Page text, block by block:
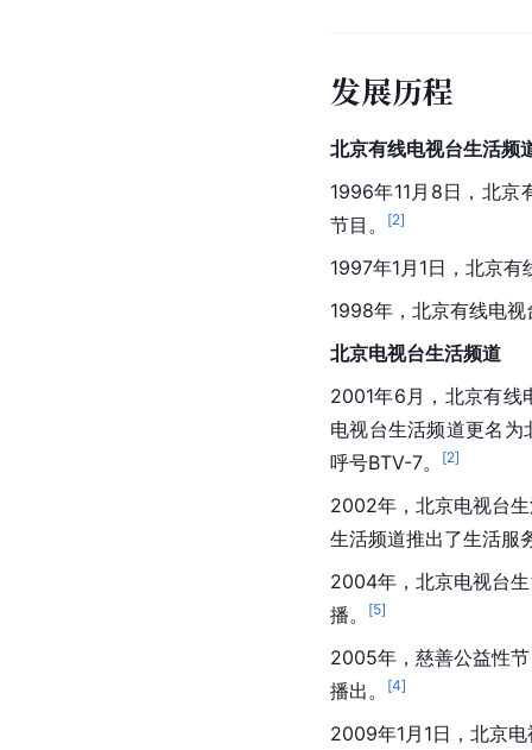
发展历程
北京有线电视台生活频
1996年11月8日，北京
节目。
[2]
1997年1月1日，北京
1998年，北京有线电
北京电视台生活频道
2001年6月，北京有线
电视台生活频道更名
呼号BTV-7。
[2]
2002年，北京电视台
生活频道推出了生活服
2004年，北京电视台
播。
[5]
2005年，慈善公益性
播出。
[4]
2009年1月1日，北京